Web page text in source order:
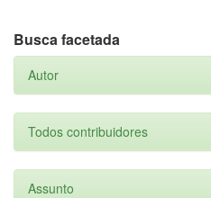
Busca facetada
Autor
Todos contribuidores
Assunto